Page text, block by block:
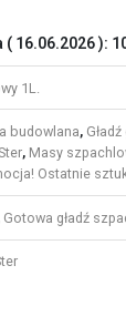
( 16.06.2026):
1L.
budowlana,
, Masy
Ostatnie
Gotowa gładź